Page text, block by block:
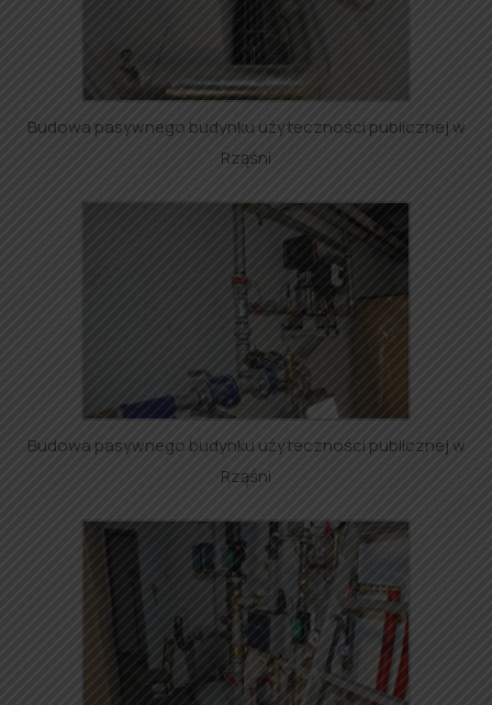
Budowa pasywnego budynku użyteczności publicznej w
Rząśni
Budowa pasywnego budynku użyteczności publicznej w
Rząśni